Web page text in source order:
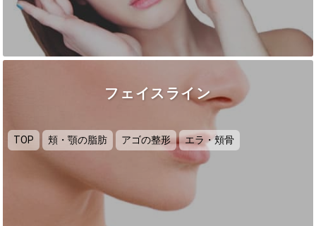
フェイスライン
TOP 頬・顎の脂肪 アゴの整形 エラ・頬骨